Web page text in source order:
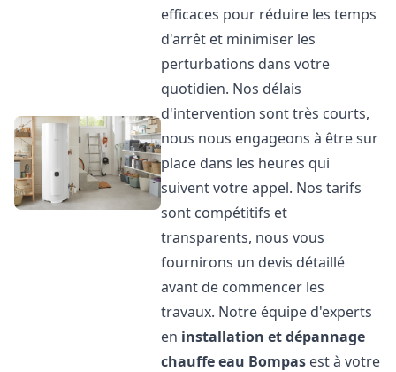
efficaces pour réduire les temps
d'arrêt et minimiser les
perturbations dans votre
quotidien. Nos délais
d'intervention sont très courts,
nous nous engageons à être sur
place dans les heures qui
suivent votre appel. Nos tarifs
sont compétitifs et
transparents, nous vous
fournirons un devis détaillé
avant de commencer les
travaux. Notre équipe d'experts
en installation et dépannage
chauffe eau Bompas est à votre